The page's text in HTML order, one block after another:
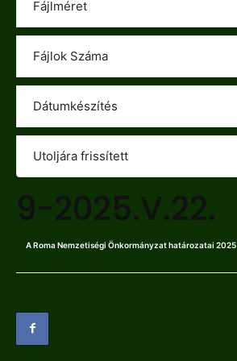
Fájlméret
Fájlok Száma
Dátumkészítés
Utoljára frissített
9-2025.V.22.
A Roma Nemzetiségi Önkormányzat határozatai 2025